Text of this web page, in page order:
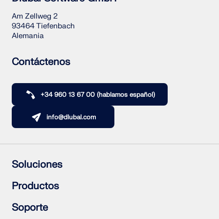
Am Zellweg 2
93464 Tiefenbach
Alemania
Contáctenos
+34 960 13 67 00 (hablamos español)
info@dlubal.com
Soluciones
Estructuras de hormigón armado
Estructuras de acero
Estructuras de madera
Uniones de acero
Productos
RFEM 6
RSTAB 9
Soporte